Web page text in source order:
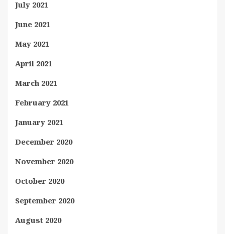
July 2021
June 2021
May 2021
April 2021
March 2021
February 2021
January 2021
December 2020
November 2020
October 2020
September 2020
August 2020